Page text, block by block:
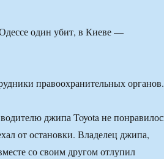
правоохранительных органов.
джипа Toyota не
от остановки. Владелец джипа,
со своим другом отлупил